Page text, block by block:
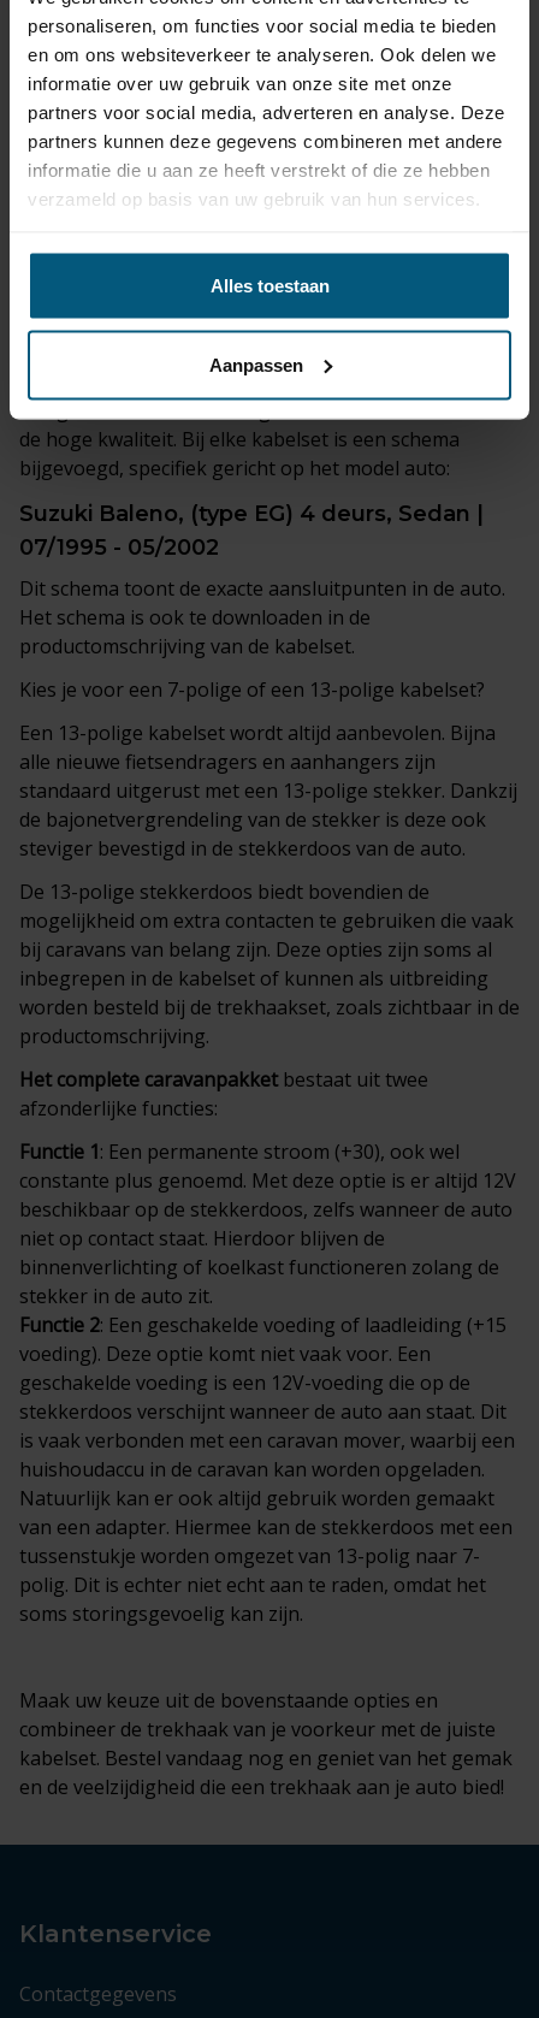
personaliseren, om functies voor social media te bieden
en om ons websiteverkeer te analyseren. Ook delen we
informatie over uw gebruik van onze site met onze
partners voor social media, adverteren en analyse. Deze
partners kunnen deze gegevens combineren met andere
informatie die u aan ze heeft verstrekt of die ze hebben
verzameld op basis van uw gebruik van hun services.
Alles toestaan
Aanpassen
De verticaal afneembare trekhaak is de meest discrete
optie. Wanneer deze is verwijderd, blijft er nauwelijks
een zichtbare bevestiging achter.
Trekhaak kabelsetsdie geschikt zijn voor je
Suzuki Baleno, (type EG) 4 deurs, Sedan |
geleverd.
De originele kabelsets komen van premium merken
zoalsECS, Erich JaegerofJaeger.
de hoge kwaliteit. Bij elke kabelset is een schema
bijgevoegd, specifiek gericht op het model auto:
Suzuki Baleno, (type EG) 4 deurs, Sedan |
07/1995 - 05/2002
Dit schema toont de exacte aansluitpunten in de auto.
Het schema is ook te downloaden in de
productomschrijving van de kabelset.
Kies je voor een 7-polige of een 13-polige kabelset?
Een 13-polige kabelset wordt altijd aanbevolen. Bijna
alle nieuwe fietsendragers en aanhangers zijn
standaard uitgerust met een 13-polige stekker. Dankzij
de bajonetvergrendeling van de stekker is deze ook
steviger bevestigd in de stekkerdoos van de auto.
De 13-polige stekkerdoos biedt bovendien de
mogelijkheid om extra contacten te gebruiken die vaak
bij caravans van belang zijn. Deze opties zijn soms al
inbegrepen in de kabelset of kunnen als uitbreiding
worden besteld bij de trekhaakset, zoals zichtbaar in de
productomschrijving.
Het complete caravanpakketbestaat uit twee
afzonderlijke functies:
Functie 1: Een permanente stroom (+30), ook wel
constante plus genoemd. Met deze optie is er altijd 12V
beschikbaar op de stekkerdoos, zelfs wanneer de auto
niet op contact staat. Hierdoor blijven de
binnenverlichting of koelkast functioneren zolang de
stekker in de auto zit.
Functie 2: Een geschakelde voeding of laadleiding (+15
voeding). Deze optie komt niet vaak voor. Een
geschakelde voeding is een 12V-voeding die op de
stekkerdoos verschijnt wanneer de auto aan staat. Dit
is vaak verbonden met een caravan mover, waarbij een
huishoudaccu in de caravan kan worden opgeladen.
Natuurlijk kan er ook altijd gebruik worden gemaakt
van een adapter. Hiermee kan de stekkerdoos met een
tussenstukje worden omgezet van 13-polig naar 7-
polig. Dit is echter niet echt aan te raden, omdat het
soms storingsgevoelig kan zijn.
Maak uw keuze uit de bovenstaande opties en
combineer de trekhaak van je voorkeur met de juiste
kabelset. Bestel vandaag nog en geniet van het gemak
en de veelzijdigheid die een trekhaak aan je auto bied!
Klantenservice
Contactgegevens